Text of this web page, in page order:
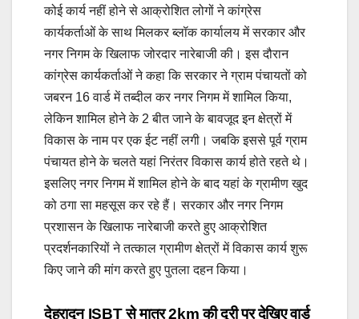
कोई कार्य नहीं होने से आक्रोशित लोगों ने कांग्रेस
कार्यकर्ताओं के साथ मिलकर ब्लॉक कार्यालय में सरकार और
नगर निगम के खिलाफ जोरदार नारेबाजी की। इस दौरान
कांग्रेस कार्यकर्ताओं ने कहा कि सरकार ने ग्राम पंचायतों को
जबरन 16 वार्ड में तब्दील कर नगर निगम में शामिल किया,
लेकिन शामिल होने के 2 बीत जाने के बावजूद इन क्षेत्रों में
विकास के नाम पर एक ईट नहीं लगी। जबकि इससे पूर्व ग्राम
पंचायत होने के चलते यहां निरंतर विकास कार्य होते रहते थे।
इसलिए नगर निगम में शामिल होने के बाद यहां के ग्रामीण खुद
को ठगा सा महसूस कर रहे हैं। सरकार और नगर निगम
प्रशासन के खिलाफ नारेबाजी करते हुए आक्रोशित
प्रदर्शनकारियों ने तत्काल ग्रामीण क्षेत्रों में विकास कार्य शुरू
किए जाने की मांग करते हुए पुतला दहन किया।
देहरादून ISBT से मात्र 2km की दूरी पर देखिए वार्ड